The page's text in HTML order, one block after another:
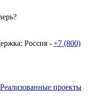
Россия - +7 (800)
Реализованные проекты